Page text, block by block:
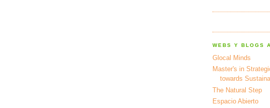
WEBS Y BLOGS
Glocal Minds
Master's in
towards
The Natural Step
Espacio Abierto